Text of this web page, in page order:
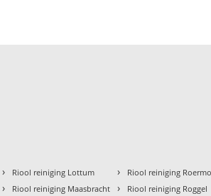
› Riool reiniging Lottum
› Riool reiniging Maasbracht
› Riool reiniging
› Riool reiniging Roggel